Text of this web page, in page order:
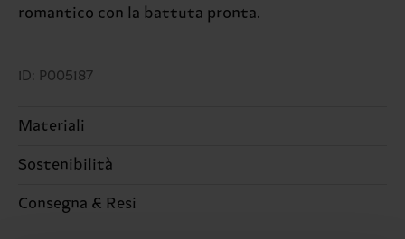
romantico con la battuta pronta.
ID: P005187
Materiali
95% Cotone, 5% Elastan
Sostenibilità
La sostenibilità, per noi, è un vero e proprio
Consegna & Resi